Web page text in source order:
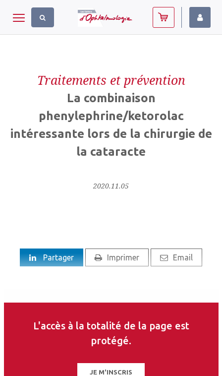
Toggle navigation
Traitements et prévention
La combinaison
phenylephrine/ketorolac
intéressante lors de la chirurgie de
la cataracte
2020.11.05
Partager Imprimer Email
la société biopharmaceutique Omeros, qui
commercialise une solution ophtalmique alliant
cette combinaison lors de la chirurgie de la
L'accès à la totalité de la page est
protégé.
JE M'INSCRIS
Panneau de gestion des cookies